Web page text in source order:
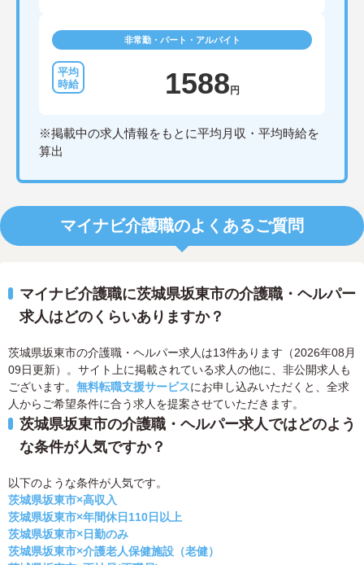
非常勤・パート・アルバイト
1588円
※掲載中の求人情報をもとに平均月収・平均時給を
算出
マイナビ介護職のよくあるご質問
マイナビ介護職に茨城県坂東市の介護職・ヘルパー
求人はどのくらいありますか？
茨城県坂東市の介護職・ヘルパー求人は13件あります（2026年08月
09日更新）。サイト上に掲載されている求人の他に、非公開求人も
ございます。 無料転職支援サービスにお申し込みいただくと、全求
人からご希望条件に合う求人を提案させていただきます。
茨城県坂東市の介護職・ヘルパー求人ではどのよう
な条件が人気ですか？
以下のような条件が人気です。
茨城県坂東市×高収入
茨城県坂東市×年間休日110日以上
茨城県坂東市×日勤のみ
茨城県坂東市×介護老人保健施設（老健）